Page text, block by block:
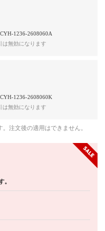
1236-2608060A
無効になります
1236-2608060K
無効になります
注文後の適用はできません。
。